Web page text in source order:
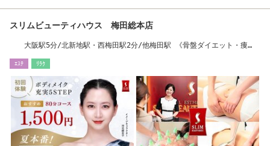
スリムビューティハウス 梅田総本店
大阪駅5分/北新地駅・西梅田駅2分/他梅田駅 《骨盤ダイエット・痩
ｴｽﾃ ﾘﾗｸ